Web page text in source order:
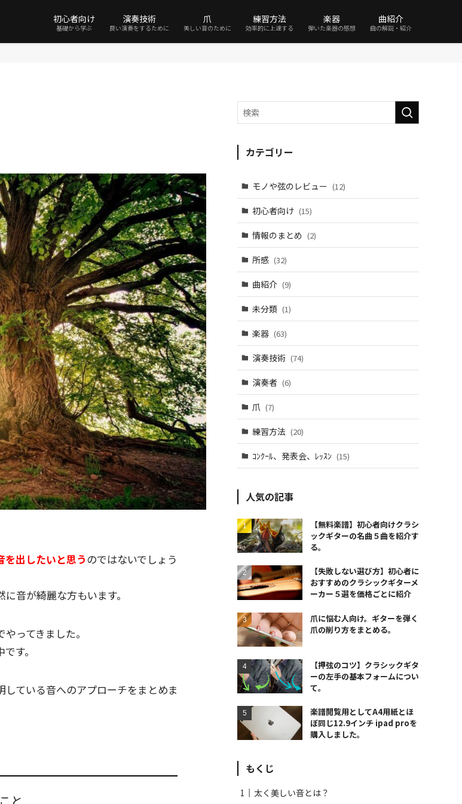
初心者向け
基礎から学ぶ
演奏技術
良い演奏をするために
爪
美しい音のために
練習方法
効率的に上達する
楽器
弾いた楽器の感想
曲紹介
曲の解説・紹介
を出したいと思うのではないでしょう
音が綺麗な方もいます。
ってきました。
す。
ている音へのアプローチをまとめま
と
カテゴリー
モノや弦のレビュー (12)
初心者向け (15)
情報のまとめ (2)
所感 (32)
曲紹介 (9)
未分類 (1)
楽器 (63)
演奏技術 (74)
演奏者 (6)
爪 (7)
練習方法 (20)
ｺﾝｸｰﾙ、発表会、ﾚｯｽﾝ (15)
人気の記事
【無料楽譜】初心者向けクラシ
ックギターの名曲５曲を紹介す
る。
【失敗しない選び方】初心者に
おすすめのクラシックギターメ
ーカー５選を価格ごとに紹介
爪に悩む人向け。ギターを弾く
爪の削り方をまとめる。
【押弦のコツ】クラシックギタ
ーの左手の基本フォームについ
て。
楽譜閲覧用としてA4用紙とほ
ぼ同じ12.9インチ ipad proを
購入しました。
もくじ
太く美しい音とは？